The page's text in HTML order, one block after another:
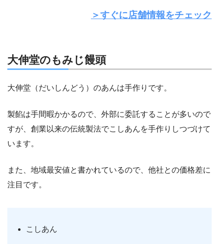
＞すぐに店舗情報をチェック
大伸堂のもみじ饅頭
大伸堂（だいしんどう）のあんは手作りです。
製餡は手間暇かかるので、外部に委託することが多いので
すが、創業以来の伝統製法でこしあんを手作りしつづけて
います。
また、地域最安値と書かれているので、他社との価格差に
注目です。
こしあん